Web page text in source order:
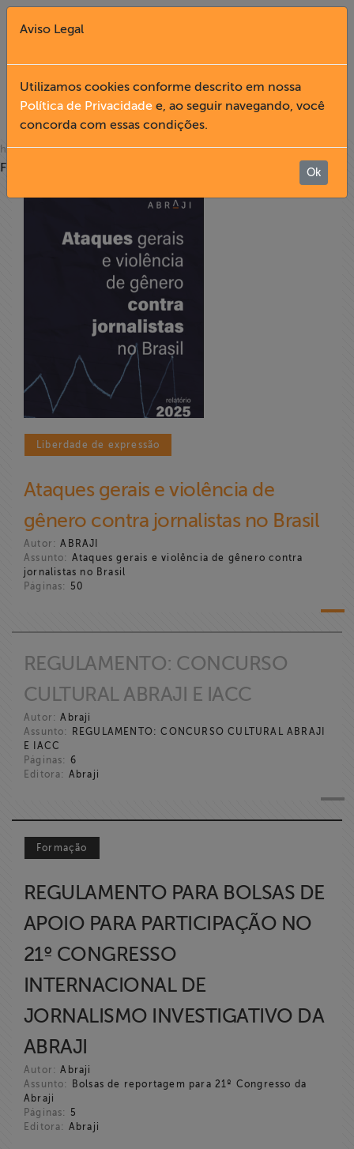
Fechar X
English
Liberdade de
Expressão
Projetos
e Litigância
Documentários
dos
Homenageados
Associe-se
Doe para
ABRAJI
>> Conteúdo
Assine a nossa
PUBLICAÇÕES
home» publicações
Filtro
Liberdade de expressão
Ataques gerais e violência de
gênero contra jornalistas no Brasil
Autor: ABRAJI
Assunto: Ataques gerais e violência de gênero contra
jornalistas no Brasil
Páginas:
50
REGULAMENTO: CONCURSO
CULTURAL ABRAJI E IACC
Autor: Abraji
Assunto:
REGULAMENTO: CONCURSO CULTURAL ABRAJI
E IACC
Páginas: 6
Editora: Abraji
Formação
REGULAMENTO PARA BOLSAS DE
APOIO PARA PARTICIPAÇÃO NO
21º CONGRESSO
INTERNACIONAL DE
JORNALISMO INVESTIGATIVO DA
ABRAJI
Autor: Abraji
Assunto:
Bolsas de reportagem para 21º Congresso da
Abraji
Páginas:
5
Editora: Abraji
Aviso Legal
Utilizamos cookies conforme descrito em nossa
Política de Privacidade e, ao seguir navegando, você
concorda com essas condições.
Ok